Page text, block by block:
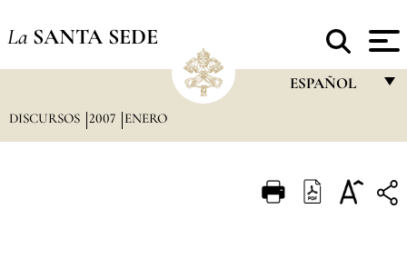
La SANTA SEDE
ESPAÑOL
ITALIANO
DISCURSOS 2007 ENERO